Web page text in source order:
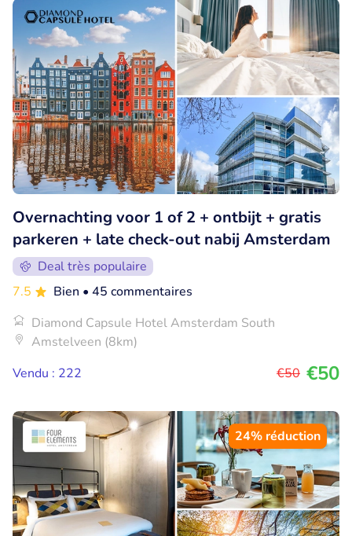
Overnachting voor 1 of 2 + ontbijt + gratis
parkeren + late check-out nabij Amsterdam
Deal très populaire
7.5
Bien • 45 commentaires
Diamond Capsule Hotel Amsterdam South
Amstelveen (8km)
Vendu : 222
€50 €50
24% réduction